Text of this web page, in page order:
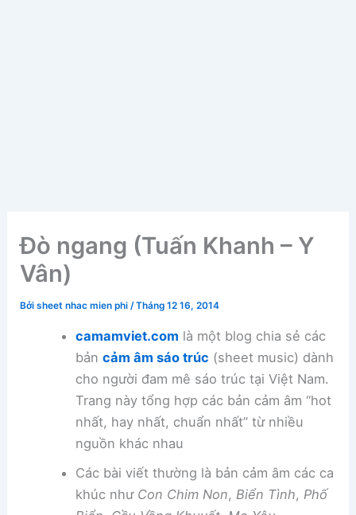
Đò ngang (Tuấn Khanh – Y
Vân)
Bởisheet nhac mien phi/Tháng 12 16, 2014
camamviet.com là một blog chia sẻ các
bản cảm âm sáo trúc (sheet music) dành
cho người đam mê sáo trúc tại Việt Nam.
Trang này tổng hợp các bản cảm âm “hot
nhất, hay nhất, chuẩn nhất” từ nhiều
nguồn khác nhau
Các bài viết thường là bản cảm âm các ca
khúc như Con Chim Non, Biển Tình, Phố